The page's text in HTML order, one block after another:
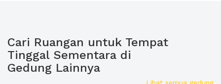
Cari Ruangan untuk Tempat
Tinggal Sementara di
Gedung Lainnya